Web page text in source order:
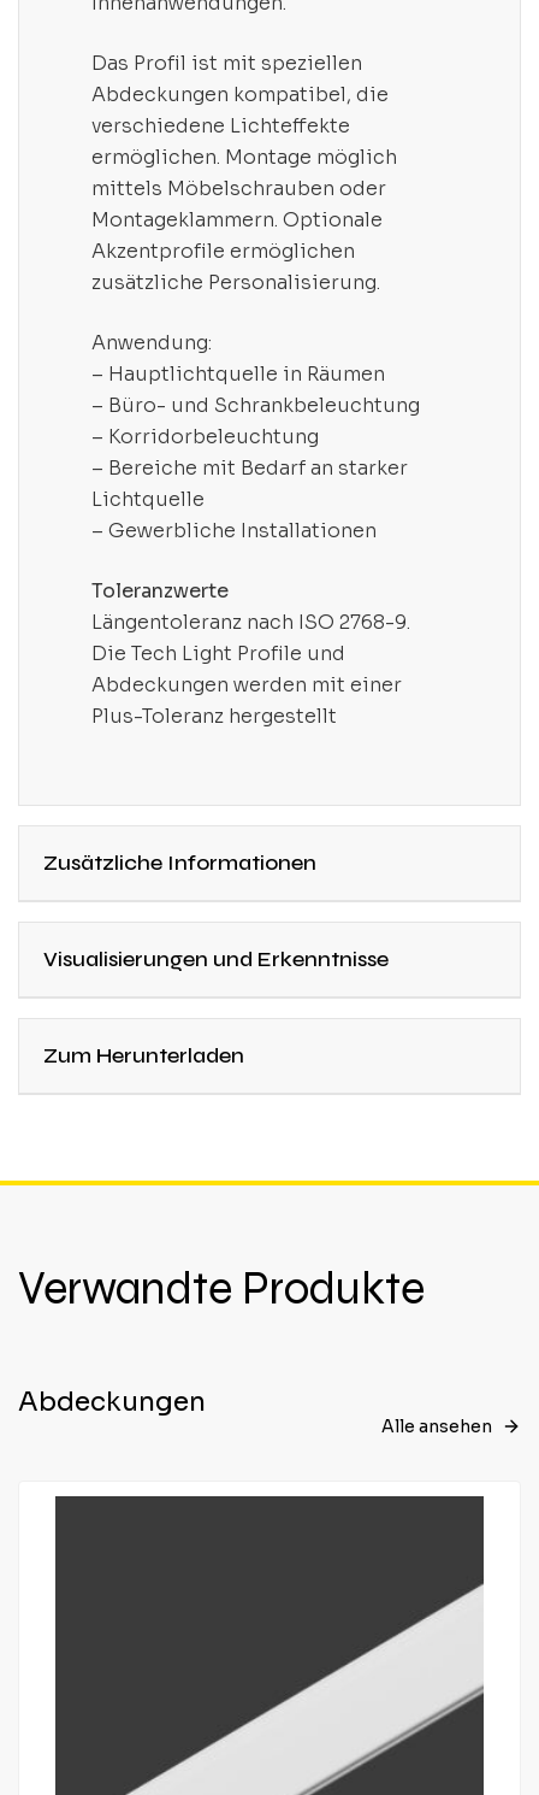
Das Profil ist mit speziellen
Abdeckungen kompatibel, die
verschiedene Lichteffekte
ermöglichen. Montage möglich
mittels Möbelschrauben oder
Montageklammern. Optionale
Akzentprofile ermöglichen
zusätzliche Personalisierung.
Anwendung:
– Hauptlichtquelle in Räumen
– Büro- und Schrankbeleuchtung
– Korridorbeleuchtung
– Bereiche mit Bedarf an starker
Lichtquelle
– Gewerbliche Installationen
Toleranzwerte
Längentoleranz nach ISO 2768-9.
Die Tech Light Profile und
Abdeckungen werden mit einer
Plus-Toleranz hergestellt
Zusätzliche Informationen
Visualisierungen und Erkenntnisse
Zum Herunterladen
Verwandte Produkte
Abdeckungen
Alle ansehen